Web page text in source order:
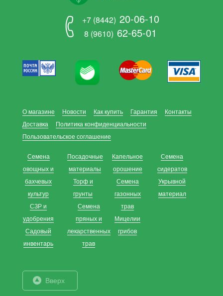
+7 (8442) 20-06-10
8 (9610) 62-65-01
О магазине Новости Как купить Гарантия
Контакты
Доставка
Политика конфиденциальности
Пользовательское соглашение
Семена
овощных и
бахчевых
культур
СЗР и
удобрения
Садовый
инвентарь
Посадочные
материалы
Торф и
грунты
Семена
пряных и
лекарственных
трав
Капельное
орошение
Семена
газонных
трав
Мицелии
грибов
Семена
сидератов
Укрывной
материал
Вверх